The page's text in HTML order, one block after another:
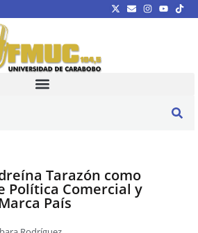
Tarazón como
Política Comercial y
País